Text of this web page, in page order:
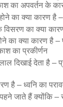
का अपवर्तन के
का क्या कारण है
विसरण का क्या
का क्या कारण है –
का प्रकीर्णन
दिखाई देता है –
है – ध्वनि का
जाते हैं क्योंकि